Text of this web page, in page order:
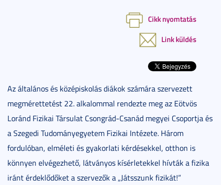
Cikk nyomtatás
Link küldés
Az általános és középiskolás diákok számára szervezett
megmérettetést 22. alkalommal rendezte meg az Eötvös
Loránd Fizikai Társulat Csongrád-Csanád megyei Csoportja és
a Szegedi Tudományegyetem Fizikai Intézete. Három
fordulóban, elméleti és gyakorlati kérdésekkel, otthon is
könnyen elvégezhető, látványos kísérletekkel hívták a fizika
iránt érdeklődőket a szervezők a „Játsszunk fizikát!”